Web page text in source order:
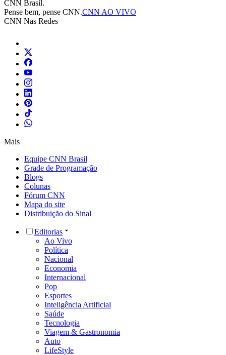
CNN Brasil.
Pense bem, pense CNN.CNN AO VIVO
CNN Nas Redes
Mais
Equipe CNN Brasil
Grade de Programação
Blogs
Colunas
Fórum CNN
Mapa do site
Distribuição do Sinal
Editorias
Ao Vivo
Política
Nacional
Economia
Internacional
Pop
Esportes
Inteligência Artificial
Saúde
Tecnologia
Viagem & Gastronomia
Auto
LifeStyle